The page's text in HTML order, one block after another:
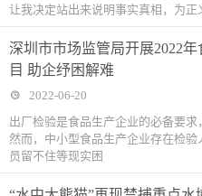
让我决定站出来说明事实真相，为正
深圳市市场监管局开展2022
目 助企纾困解难
2022-06-20
出厂检验是食品生产企业的必备要求
然而，中小型食品生产企业存在检
员留不住等现实困